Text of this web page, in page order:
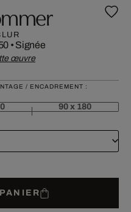
• Signée
œuvre
/ ENCADREMENT :
90 x 180